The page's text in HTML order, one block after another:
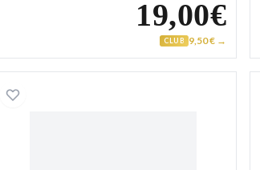
19,00€
CLUB 9,50 € →